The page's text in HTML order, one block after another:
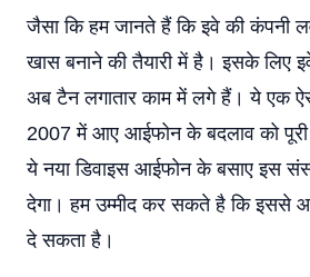
जैसा कि हम जानते हैं कि इवे की कंपनी
खास बनाने की तैयारी में है। इसके लिए
अब टैन लगातार काम में लगे हैं। ये एक
2007 में आए आईफोन के बदलाव को
ये नया डिवाइस आईफोन के बसाए इस
देगा। हम उम्मीद कर सकते है कि इससे
दे सकता है।